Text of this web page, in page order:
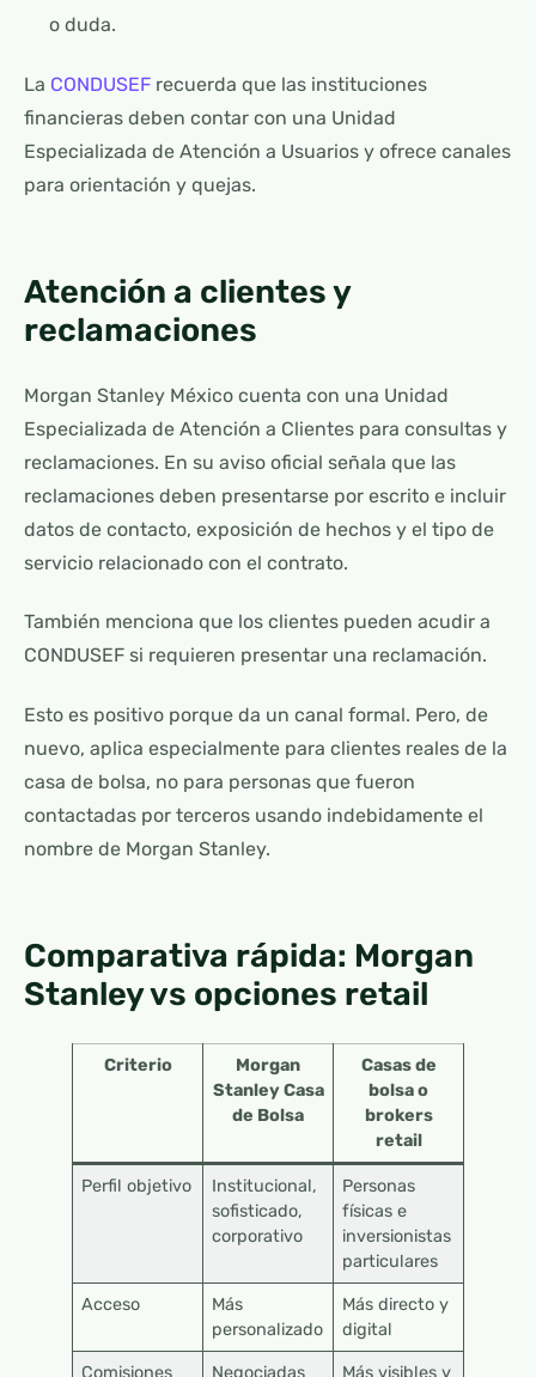
o duda.
La CONDUSEF recuerda que las instituciones
financieras deben contar con una Unidad
Especializada de Atención a Usuarios y ofrece canales
para orientación y quejas.
Atención a clientes y
reclamaciones
Morgan Stanley México cuenta con una Unidad
Especializada de Atención a Clientes para consultas y
reclamaciones. En su aviso oficial señala que las
reclamaciones deben presentarse por escrito e incluir
datos de contacto, exposición de hechos y el tipo de
servicio relacionado con el contrato.
También menciona que los clientes pueden acudir a
CONDUSEF si requieren presentar una reclamación.
Esto es positivo porque da un canal formal. Pero, de
nuevo, aplica especialmente para clientes reales de la
casa de bolsa, no para personas que fueron
contactadas por terceros usando indebidamente el
nombre de Morgan Stanley.
Comparativa rápida: Morgan
Stanley vs opciones retail
Criterio
Morgan
Stanley Casa
de Bolsa
Casas de
bolsa o
brokers
retail
Perfil objetivo
Institucional,
sofisticado,
corporativo
Personas
físicas e
inversionistas
particulares
Acceso
Más
personalizado
Más directo y
digital
Comisiones Negociadas Más visibles y